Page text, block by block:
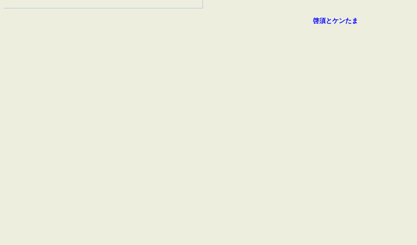
啓須とケンたま